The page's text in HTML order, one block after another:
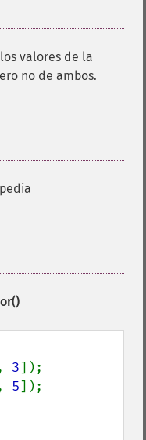
valores de la
no de ambos.
3
5]);